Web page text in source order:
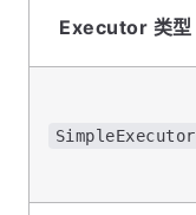
Executor 类型
SimpleExecutor